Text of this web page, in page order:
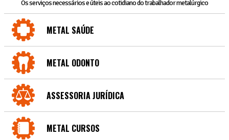
Os serviços necessários e úteis ao cotidiano do trabalhador metalúrgico
METAL SAÚDE
METAL ODONTO
ASSESSORIA JURÍDICA
METAL CURSOS